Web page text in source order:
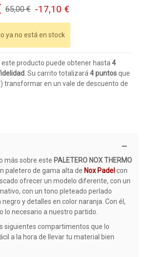
65,00 € -17,10 €
ya no está en stock
producto puede obtener hasta 4
. Su carrito totalizará 4puntosque
transformar en un vale de descuento de
más sobre este PALETERO NOX THERMO
paletero de gama alta de Nox Padel con
ofrecer un modelo diferente, con un
con un tono pleteado perlado
y detalles en color naranja. Con él,
lo necesario a nuestro partido.
siguientes compartimentos que lo
a la hora de llevar tu material bien